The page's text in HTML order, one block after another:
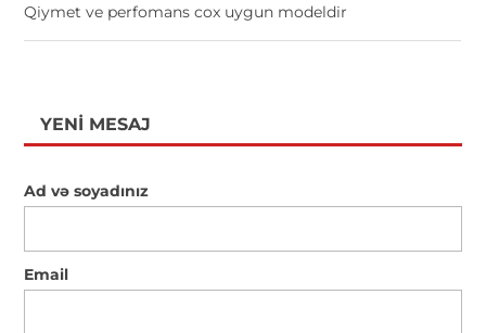
Qiymet ve perfomans cox uygun modeldir
YENI MESAJ
Ad və soyadınız
Email